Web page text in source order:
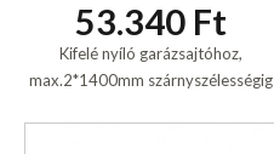
53.340 Ft
Kifelé nyíló garázsajtóhoz,
max.2*1400mm szárnyszélességig